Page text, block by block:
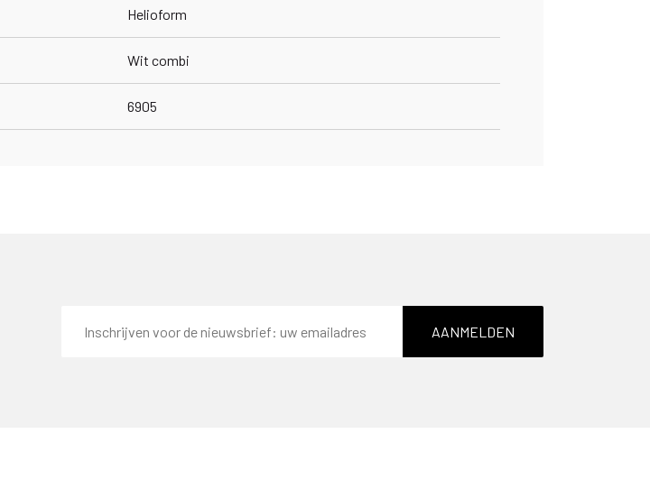
Helioform
Wit combi
6905
mailadres
AANMELDEN